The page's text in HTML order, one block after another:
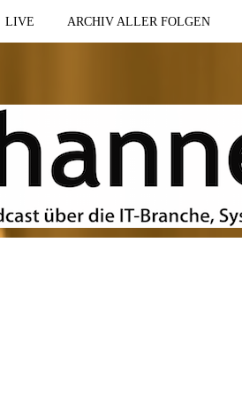
LIVE ARCHIV ALLER FOLGEN